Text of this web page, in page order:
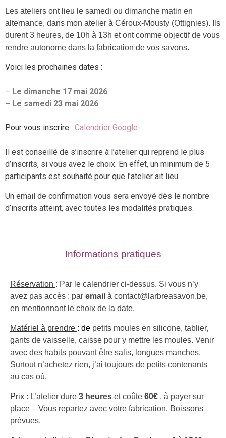
Les ateliers ont lieu le samedi ou dimanche matin en
alternance, dans mon atelier à Céroux-Mousty (Ottignies). Ils
durent 3 heures, de 10h à 13h et ont comme objectif de vous
rendre autonome dans la fabrication de vos savons.
Voici les prochaines dates :
– Le dimanche 17 mai 2026
– Le samedi 23 mai 2026
Pour vous inscrire : Calendrier Google
Il est conseillé de s’inscrire à l’atelier qui reprend le plus
d’inscrits, si vous avez le choix. En effet, un minimum de 5
participants est souhaité pour que l’atelier ait lieu.
Un email de confirmation vous sera envoyé dès le nombre
d’inscrits atteint, avec toutes les modalités pratiques.
Informations pratiques
Réservation : Par le calendrier ci-dessus. Si vous n’y
avez pas accès : par email à contact@larbreasavon.be,
en mentionnant le choix de la date.
Matériel à prendre : de petits moules en silicone, tablier,
gants de vaisselle, caisse pour y mettre les moules. Venir
avec des habits pouvant être salis, longues manches.
Surtout n’achetez rien, j’ai toujours de petits contenants
au cas où.
Prix : L’atelier dure 3 heures et coûte 60€ , à payer sur
place – Vous repartez avec votre fabrication. Boissons
prévues.